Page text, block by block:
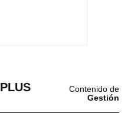
Contenido de
Gestión